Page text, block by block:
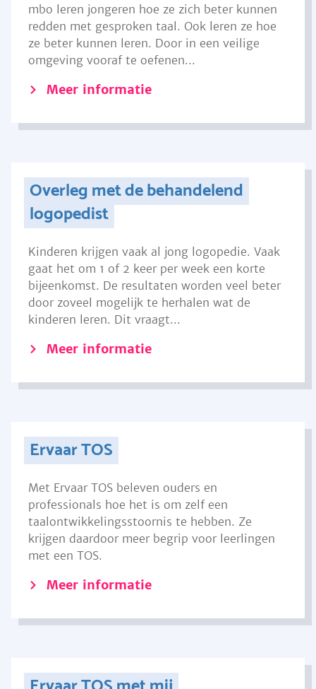
mbo leren jongeren hoe ze zich beter kunnen
redden met gesproken taal. Ook leren ze hoe
ze beter kunnen leren. Door in een veilige
omgeving vooraf te oefenen...
Meer informatie
Overleg met de behandelend
logopedist
Kinderen krijgen vaak al jong logopedie. Vaak
gaat het om 1 of 2 keer per week een korte
bijeenkomst. De resultaten worden veel beter
door zoveel mogelijk te herhalen wat de
kinderen leren. Dit vraagt...
Meer informatie
Ervaar TOS
Met Ervaar TOS beleven ouders en
professionals hoe het is om zelf een
taalontwikkelingsstoornis te hebben. Ze
krijgen daardoor meer begrip voor leerlingen
met een TOS.
Meer informatie